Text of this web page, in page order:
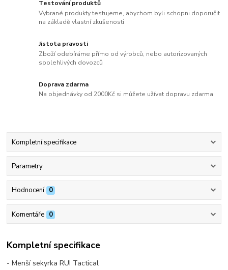
Testování produktů
Vybrané produkty testujeme, abychom byli schopni doporučit
na základě vlastní zkušenosti
Jistota pravosti
Zboží odebíráme přímo od výrobců, nebo autorizovaných
spolehlivých dovozců
Doprava zdarma
Na objednávky od 2000Kč si můžete užívat dopravu zdarma
Kompletní specifikace
Parametry
Hodnocení 0
Komentáře 0
Kompletní specifikace
- Menší sekyrka RUI Tactical